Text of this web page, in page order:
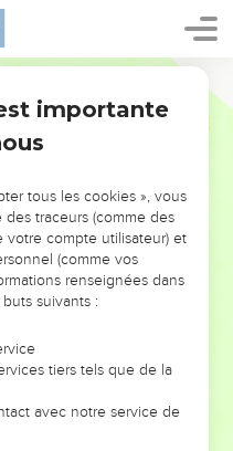
!
VOUS ÉVITER LES
?
les doutes, les erreurs
alors même que ce
façonnés.
et responsables
importante
tous les cookies », vous
traceurs (comme des
compte utilisateur) et
(comme vos
renseignées dans
suivants :
tiers tels que de la
avec notre service de